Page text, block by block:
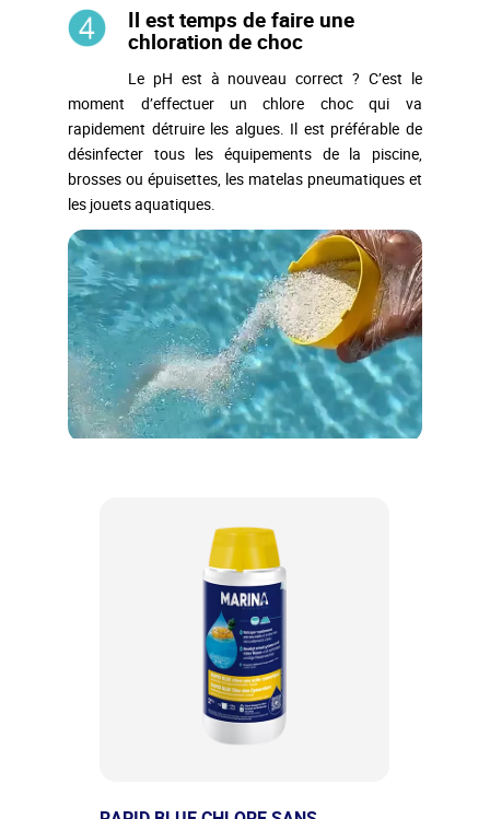
Il est temps de faire une
chloration de choc
Le pH est à nouveau correct ? C’est le
moment d’effectuer un chlore choc qui va
rapidement détruire les algues. Il est préférable de
désinfecter tous les équipements de la piscine,
brosses ou épuisettes, les matelas pneumatiques et
les jouets aquatiques.